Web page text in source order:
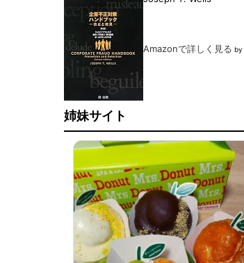
Amazonで詳しく見る by
姉妹サイト